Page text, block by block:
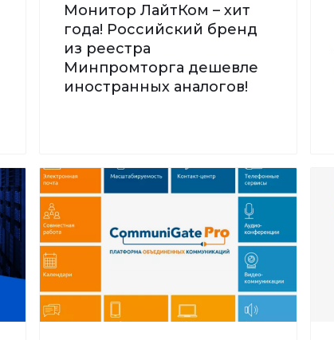
Монитор ЛайтКом – хит
года! Российский бренд
из реестра
Минпромторга дешевле
иностранных аналогов!